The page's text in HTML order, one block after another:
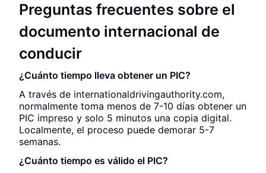
Preguntas frecuentes sobre el
documento internacional de
conducir
¿Cuánto tiempo lleva obtener un PIC?
A través de internationaldrivingauthority.com,
normalmente toma menos de 7-10 días obtener un
PIC impreso y solo 5 minutos una copia digital.
Localmente, el proceso puede demorar 5-7
semanas.
¿Cuánto tiempo es válido el PIC?